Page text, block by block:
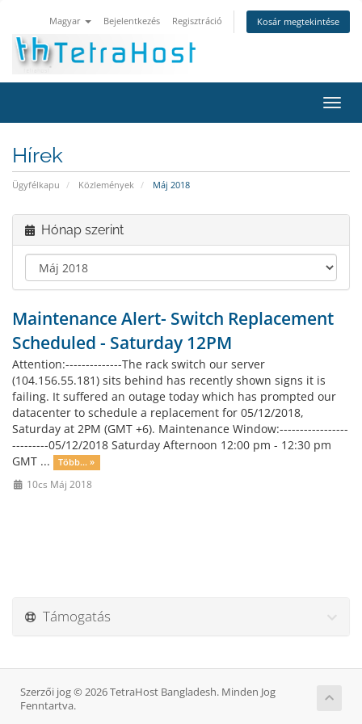
Magyar Bejelentkezés Regisztráció Kosár megtekintése
a
Hírek
Ügyfélkapu Közlemények Máj 2018
Hónap szerint
Maintenance Alert- Switch Replacement
Scheduled - Saturday 12PM
Attention:--------------The rack switch our server
(104.156.55.181) sits behind has recently shown signs it is
failing. It suffered an outage today which has prompted our
datacenter to schedule a replacement for 05/12/2018,
Saturday at 2PM (GMT +6). Maintenance Window:-----------------
---------05/12/2018 Saturday Afternoon 12:00 pm - 12:30 pm
GMT ...
Több... »
10cs Máj 2018
Támogatás
Szerzői jog © 2026 TetraHost Bangladesh. Minden Jog
Fenntartva.